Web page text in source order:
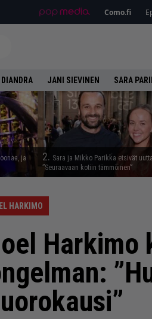
Como.fi
DIANDRA JANI SIEVINEN SARA
ja
2. Sara ja Mikko Parikka etsivät
”Seuraavaan kotiin tämmöinen”
HARKIMO
Harkimo